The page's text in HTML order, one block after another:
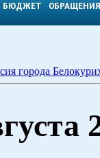
БЮДЖЕТ ОБРАЩЕНИЯ
города